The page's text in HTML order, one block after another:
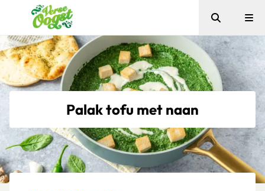
Verse Oogst
Zoeken
Palak tofu met naan